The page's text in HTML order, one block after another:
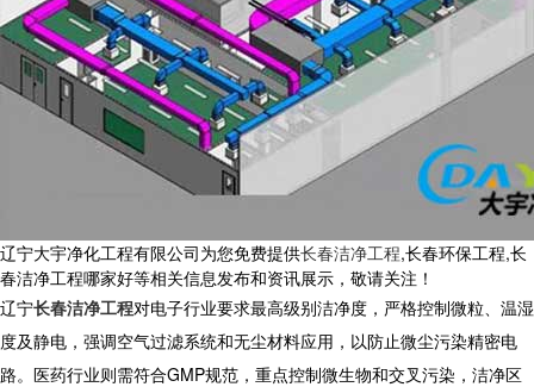
辽宁大宇净化工程有限公司为您免费提供长春洁净工程,长春环保工程,长
春洁净工程哪家好等相关信息发布和资讯展示，敬请关注！
辽宁长春洁净工程对电子行业要求最高级别洁净度，严格控制微粒、温湿
度及静电，强调空气过滤系统和无尘材料应用，以防止微尘污染精密电
路。医药行业则需符合GMP规范，重点控制微生物和交叉污染，洁净区